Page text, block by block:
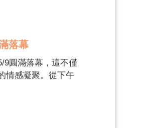
你。
落幕
9圓滿落幕，這不僅
情感凝聚。從下午
屬於雲林人的年度